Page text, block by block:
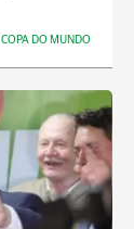
COPA DO MUNDO